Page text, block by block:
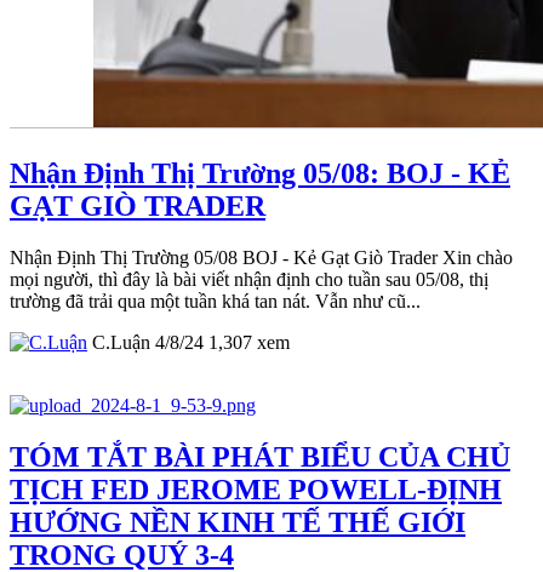
Nhận Định Thị Trường 05/08: BOJ - KẺ
GẠT GIÒ TRADER
Nhận Định Thị Trường 05/08 BOJ - Kẻ Gạt Giò Trader Xin chào
mọi người, thì đây là bài viết nhận định cho tuần sau 05/08, thị
trường đã trải qua một tuần khá tan nát. Vẫn như cũ...
C.Luận 4/8/24 1,307 xem
TÓM TẮT BÀI PHÁT BIỂU CỦA CHỦ
TỊCH FED JEROME POWELL-ĐỊNH
HƯỚNG NỀN KINH TẾ THẾ GIỚI
TRONG QUÝ 3-4